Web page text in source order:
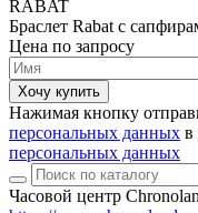
RABAT
Браслет Rabat с
Цена по запросу
Хочу купить
Нажимая кнопку
персональных данных в
персональных данных
Часовой центр